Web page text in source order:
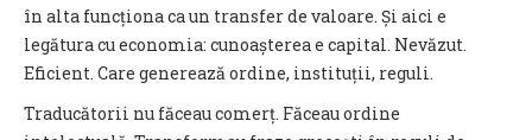
în alta funcționa ca un transfer de valoare. Și aici e
legătura cu economia: cunoașterea e capital. Nevăzut.
Eficient. Care generează ordine, instituții, reguli.
Traducătorii nu făceau comerț. Făceau ordine